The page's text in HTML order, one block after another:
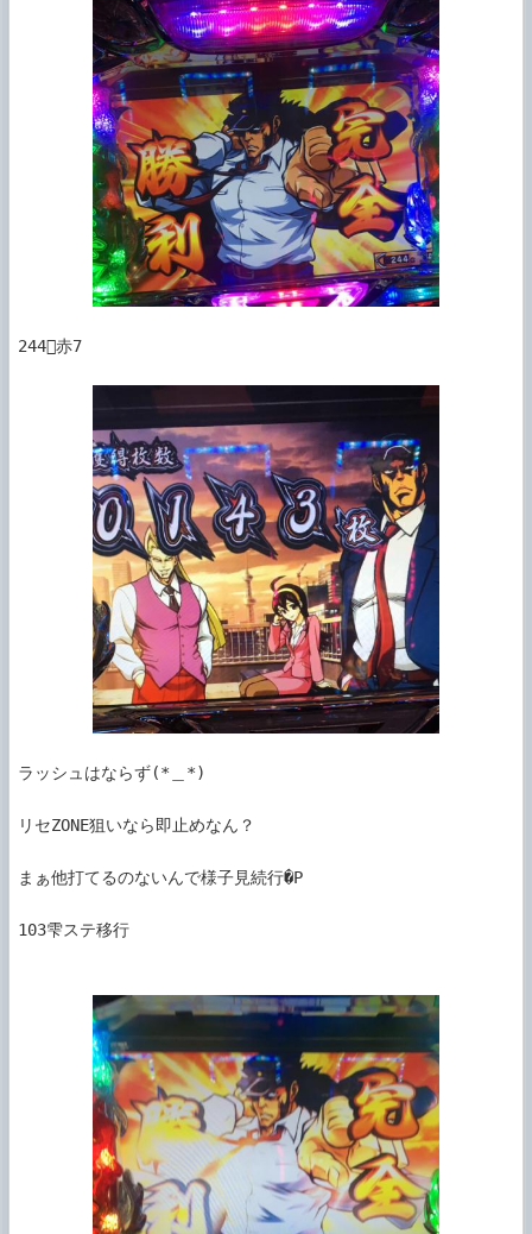
244赤7
ラッシュはならず(*＿*)
リセZONE狙いなら即止めなん？
まぁ他打てるのないんで様子見続行�P
103雫ステ移行